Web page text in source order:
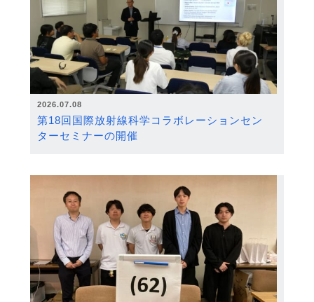
2026.07.08
第18回国際放射線科学コラボレーションセン
ターセミナーの開催